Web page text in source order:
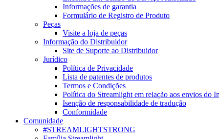
Informações de garantia
Formulário de Registro de Produto
Peças
Visite a loja de peças
Informação do Distribuidor
Site de Suporte ao Distribuidor
Jurídico
Política de Privacidade
Lista de patentes de produtos
Termos e Condições
Política do Streamlight em relação aos envios do
Isenção de responsabilidade de tradução
Conformidade
Comunidade
#STREAMLIGHTSTRONG